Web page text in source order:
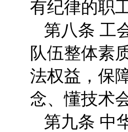
有纪律的职
第八条 工
队伍整体素
法权益，保
念、懂技术
第九条 中